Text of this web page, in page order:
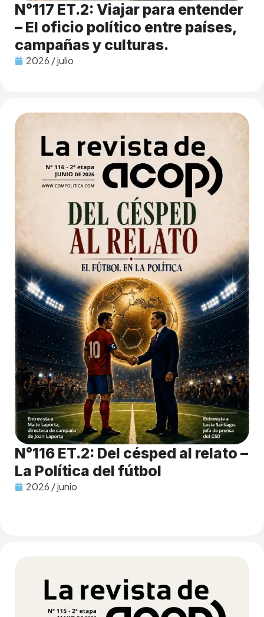
N°117 ET.2: Viajar para entender
– El oficio político entre países,
campañas y culturas.
2026 / julio
N°116 ET.2: Del césped al relato –
La Política del fútbol
2026 / junio